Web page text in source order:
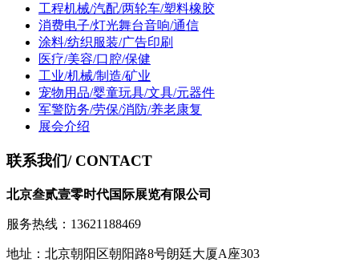
工程机械/汽配/两轮车/塑料橡胶
消费电子/灯光舞台音响/通信
涂料/纺织服装/广告印刷
医疗/美容/口腔/保健
工业/机械/制造/矿业
宠物用品/婴童玩具/文具/元器件
军警防务/劳保/消防/养老康复
展会介绍
联系我们/ CONTACT
北京叁贰壹零时代国际展览有限公司
服务热线：13621188469
地址：北京朝阳区朝阳路8号朗廷大厦A座303